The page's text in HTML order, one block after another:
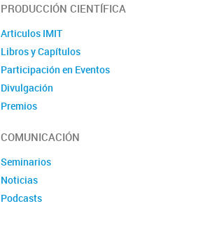
PRODUCCIÓN CIENTÍFICA
Articulos IMIT
Libros y Capítulos
Participación en Eventos
Divulgación
Premios
COMUNICACIÓN
Seminarios
Noticias
Podcasts